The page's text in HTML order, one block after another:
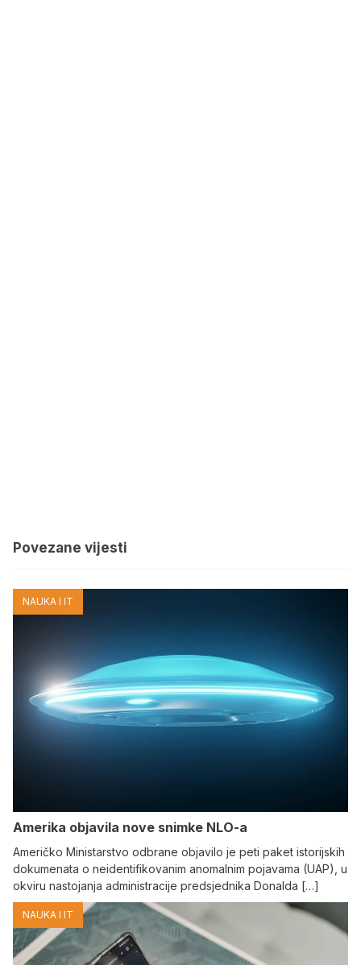
Povezane vijesti
NAUKA I IT
Amerika objavila nove snimke NLO-a
Američko Ministarstvo odbrane objavilo je peti paket istorijskih
dokumenata o neidentifikovanim anomalnim pojavama (UAP), u
okviru nastojanja administracije predsjednika Donalda […]
NAUKA I IT